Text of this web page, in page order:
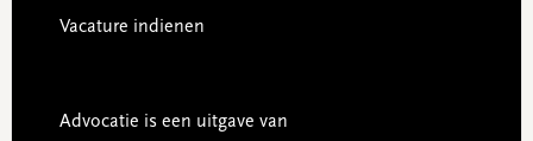
Vacature indienen
Advocatie is een uitgave van